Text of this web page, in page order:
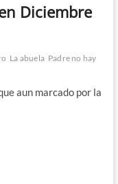
Diciembre
La abuela Padre no hay
aun marcado por la